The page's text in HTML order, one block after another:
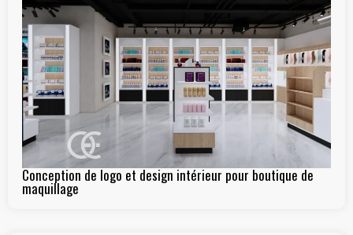
Conception de logo et design intérieur pour boutique de
maquillage